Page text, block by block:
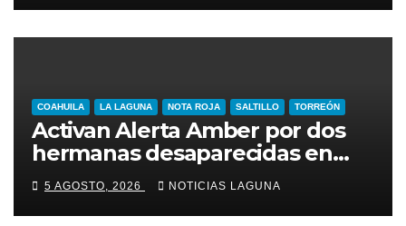
COAHUILA LA LAGUNA NOTA ROJA SALTILLO TORREÓN
Activan Alerta Amber por dos
hermanas desaparecidas en
Torreón
5 AGOSTO, 2026 NOTICIAS LAGUNA